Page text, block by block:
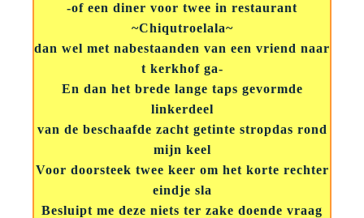
-of een diner voor twee in restaurant
~Chiqutroelala~
dan wel met nabestaanden van een vriend naar
t kerkhof ga-
En dan het brede lange taps gevormde
linkerdeel
van de beschaafde zacht getinte stropdas rond
mijn keel
Voor doorsteek twee keer om het korte rechter
eindje sla
Besluipt me deze niets ter zake doende vraag